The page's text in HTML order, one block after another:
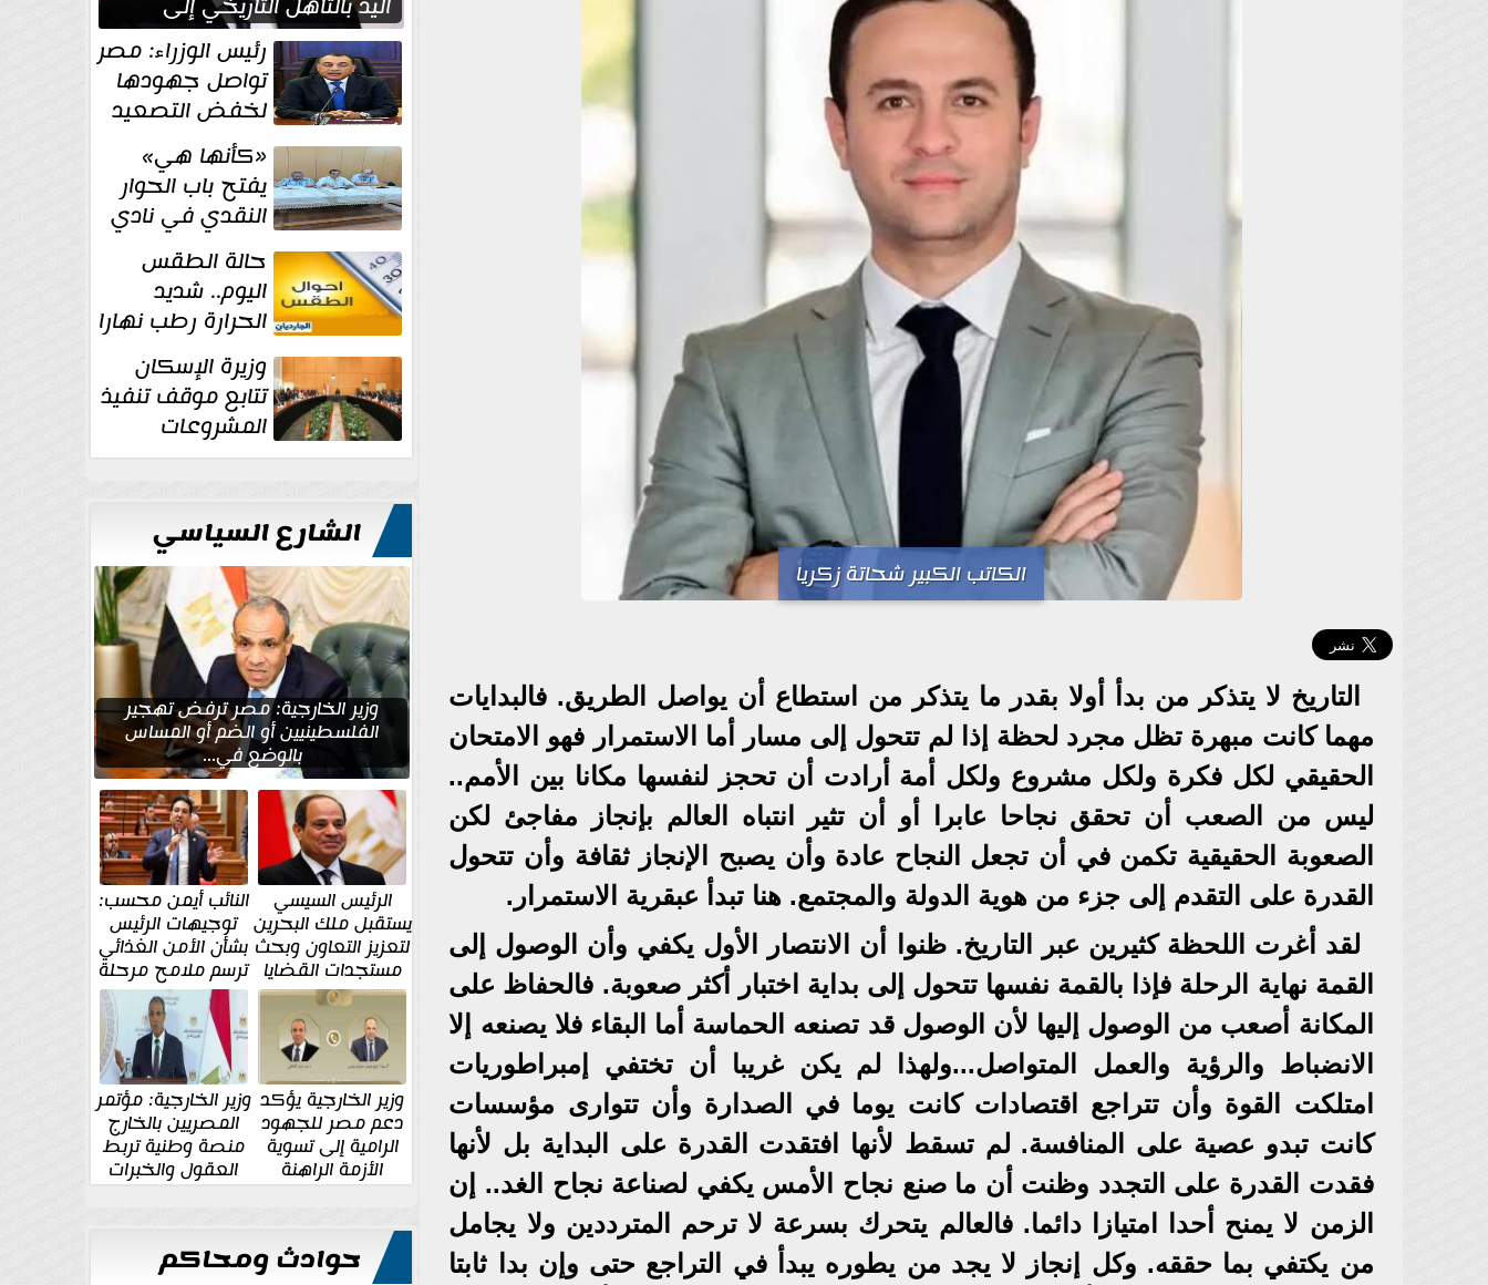
الكاتب الكبير شحاتة زكريا
التاريخ لا يتذكر من بدأ أولا بقدر ما يتذكر من استطاع أن يواصل الطريق. فالبدايات
مهما كانت مبهرة تظل مجرد لحظة إذا لم تتحول إلى مسار أما الاستمرار فهو الامتحان
الحقيقي لكل فكرة ولكل مشروع ولكل أمة أرادت أن تحجز لنفسها مكانا بين الأمم..
ليس من الصعب أن تحقق نجاحا عابرا أو أن تثير انتباه العالم بإنجاز مفاجئ لكن
الصعوبة الحقيقية تكمن في أن تجعل النجاح عادة وأن يصبح الإنجاز ثقافة وأن تتحول
القدرة على التقدم إلى جزء من هوية الدولة والمجتمع. هنا تبدأ عبقرية الاستمرار.
لقد أغرت اللحظة كثيرين عبر التاريخ. ظنوا أن الانتصار الأول يكفي وأن الوصول إلى
القمة نهاية الرحلة فإذا بالقمة نفسها تتحول إلى بداية اختبار أكثر صعوبة. فالحفاظ على
المكانة أصعب من الوصول إليها لأن الوصول قد تصنعه الحماسة أما البقاء فلا يصنعه إلا
الانضباط والرؤية والعمل المتواصل...ولهذا لم يكن غريبا أن تختفي إمبراطوريات
امتلكت القوة وأن تتراجع اقتصادات كانت يوما في الصدارة وأن تتوارى مؤسسات
كانت تبدو عصية على المنافسة. لم تسقط لأنها افتقدت القدرة على البداية بل لأنها
فقدت القدرة على التجدد وظنت أن ما صنع نجاح الأمس يكفي لصناعة نجاح الغد.. إن
الزمن لا يمنح أحدا امتيازا دائما. فالعالم يتحرك بسرعة لا ترحم المترددين ولا يجامل
من يكتفي بما حققه. وكل إنجاز لا يجد من يطوره يبدأ في التراجع حتى وإن بدا ثابتا
نصف نهائي كأس العالم
رئيس الوزراء: مصر
تواصل جهودها
لخفض التصعيد
والحفاظ على
الاستقرار الإقليمي«كأنها هي»
يفتح باب الحوار
النقدي في نادي
أدب مصر الجديدة
حالة الطقس
اليوم.. شديد
الحرارة رطب نهارا
مائل للحرارة رطب
ليلا.. و... وزيرة الإسكان
تتابع موقف تنفيذ
المشروعات
والخطة
للتعميرالشارع السياسي
وزير الخارجية: مصر ترفض تهجير
الفلسطينيين أو الضم أو المساس
بالوضع في...
الرئيس السيسي
يستقبل ملك البحرين
لتعزيز التعاون وبحث
مستجدات القضايا
الإقليمية والدولية
النائب أيمن محسب:
توجيهات الرئيس
بشأن الأمن الغذائي
ترسم ملامح مرحلة
جديدة
وزير الخارجية يؤكد
دعم مصر للجهود
الرامية إلى تسوية
الأزمة الراهنة
وزير الخارجية: مؤتمر
المصريين بالخارج
منصة وطنية تربط
العقول والخبرات
المصرية بالدولة
حوادث ومحاكم